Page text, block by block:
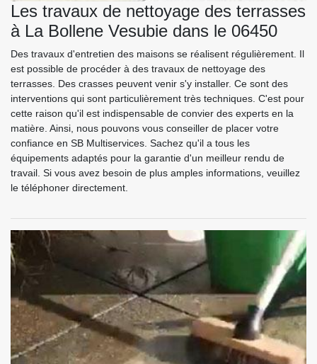
Les travaux de nettoyage des terrasses
à La Bollene Vesubie dans le 06450
Des travaux d'entretien des maisons se réalisent régulièrement. Il
est possible de procéder à des travaux de nettoyage des
terrasses. Des crasses peuvent venir s'y installer. Ce sont des
interventions qui sont particulièrement très techniques. C'est pour
cette raison qu'il est indispensable de convier des experts en la
matière. Ainsi, nous pouvons vous conseiller de placer votre
confiance en SB Multiservices. Sachez qu'il a tous les
équipements adaptés pour la garantie d'un meilleur rendu de
travail. Si vous avez besoin de plus amples informations, veuillez
le téléphoner directement.